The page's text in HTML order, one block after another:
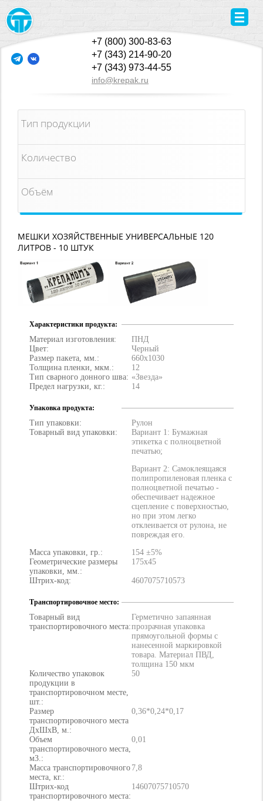
+7 (800) 300-83-63
+7 (343) 214-90-20
+7 (343) 973-44-55
info@krepak.ru
Тип продукции
Количество
Объём
МЕШКИ ХОЗЯЙСТВЕННЫЕ УНИВЕРСАЛЬНЫЕ 120
ЛИТРОВ - 10 ШТУК
Характеристики продукта:
Материал изготовления:
ПНД
Цвет:
Черный
Размер пакета, мм.:
660х1030
Толщина пленки, мкм.:
12
Тип сварного донного шва: «Звезда»
Предел нагрузки, кг.:
14
Упаковка продукта:
Тип упаковки:
Рулон
Товарный вид упаковки:
Вариант 1: Бумажная
этикетка с полноцветной
печатью;
Вариант 2: Самоклеящаяся
полипропиленовая пленка с
полноцветной печатью -
обеспечивает надежное
сцепление с поверхностью,
но при этом легко
отклеивается от рулона, не
повреждая его.
Масса упаковки, гр.:
154 ±5%
Геометрические размеры
упаковки, мм.:
175х45
Штрих-код: 4607075710573
Транспортировочное место:
Товарный вид
транспортировочного места:
Герметично запаянная
прозрачная упаковка
прямоугольной формы с
нанесенной маркировкой
товара. Материал ПВД,
толщина 150 мкм
Количество упаковок
продукции в
транспортировочном месте,
шт.:
50
Размер
транспортировочного места
ДхШхВ, м.:
0,36*0,24*0,17
Объем
транспортировочного места,
м3.:
0,01
Масса транспортировочного
места, кг.:
7,8
Штрих-код
транспортировочного места:
14607075710570